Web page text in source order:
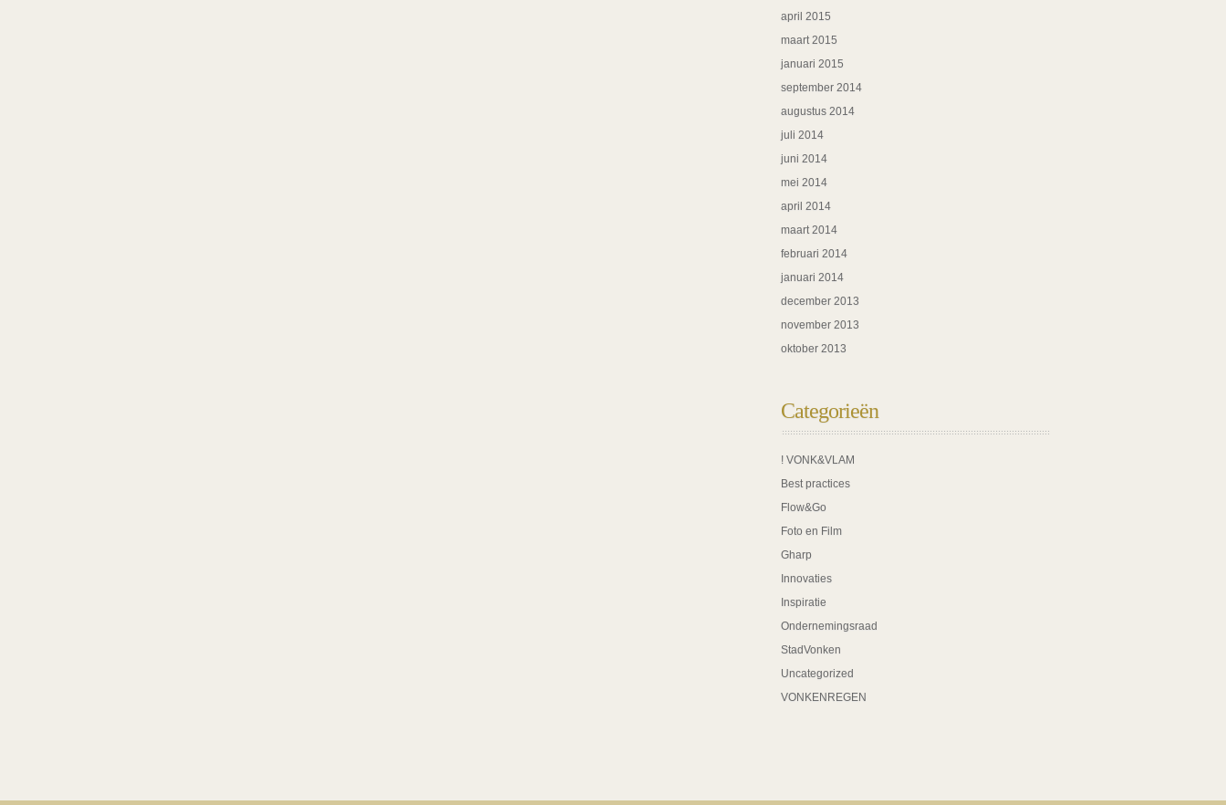
april 2015
maart 2015
januari 2015
september 2014
augustus 2014
juli 2014
juni 2014
mei 2014
april 2014
maart 2014
februari 2014
januari 2014
december 2013
november 2013
oktober 2013
Categorieën
! VONK&VLAM
Best practices
Flow&Go
Foto en Film
Gharp
Innovaties
Inspiratie
Ondernemingsraad
StadVonken
Uncategorized
VONKENREGEN